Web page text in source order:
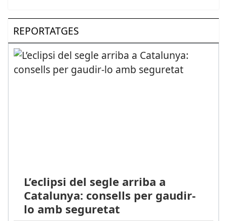
REPORTATGES
L’eclipsi del segle arriba a
Catalunya: consells per gaudir-
lo amb seguretat